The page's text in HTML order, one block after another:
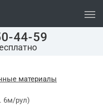
44-59
материалы
6м/рул)